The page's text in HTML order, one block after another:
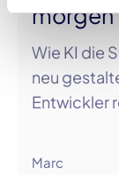
morgen
Wie KI die
neu
Entwickler
Marc